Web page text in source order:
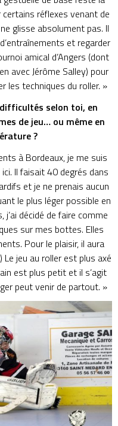
réflexes venant de
glisse absolument pas. Il
et regarder
amical d’Angers (dont
avec Jérôme Salley) pour
les techniques du roller. »
selon toi, en
de jeu… ou même en
?
à Bordeaux, je me suis
Il faisait 40 degrés dans
et je ne prenais aucun
le plus léger possible en
décidé de faire comme
sur mes bottes. Elles
Pour le plaisir, il aura
jeu au roller est plus axé
est plus petit et il s’agit
peut venir de partout. »